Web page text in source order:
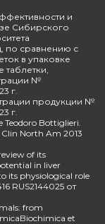
и
Сибирского
по сравнению с
в упаковке
№
г.
продукции №
г.
Teodoro Bottiglieri.
North Am 2013
of its
in liver
its physiological role
RUS2144025 от
from
et